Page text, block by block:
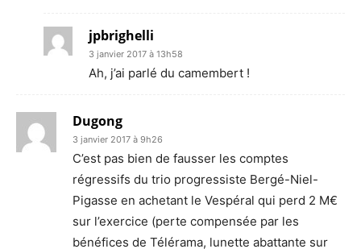
jpbrighelli
3 janvier 2017 à 13h58
Ah, j’ai parlé du camembert !
Dugong
3 janvier 2017 à 9h26
C’est pas bien de fausser les comptes
régressifs du trio progressiste Bergé-Niel-
Pigasse en achetant le Vespéral qui perd 2 M€
sur l’exercice (perte compensée par les
bénéfices de Télérama, lunette abattante sur